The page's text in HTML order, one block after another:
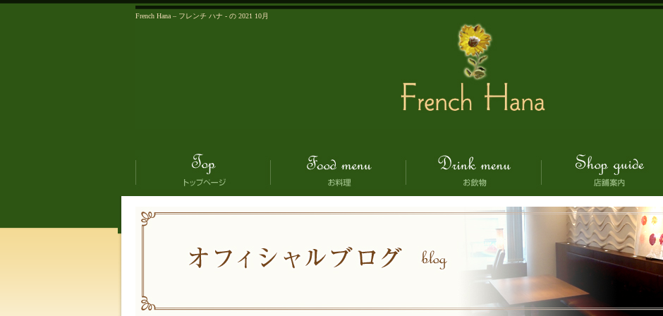
French Hana – フレンチ ハナ - の 2021 10月